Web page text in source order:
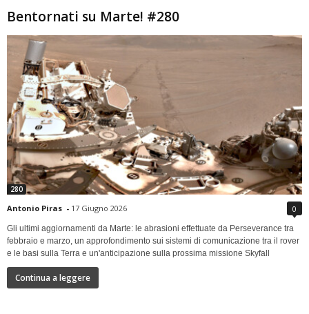
Bentornati su Marte! #280
280
Antonio Piras - 17 Giugno 2026 0
Gli ultimi aggiornamenti da Marte: le abrasioni effettuate da Perseverance tra
febbraio e marzo, un approfondimento sui sistemi di comunicazione tra il rover
e le basi sulla Terra e un'anticipazione sulla prossima missione Skyfall
Continua a leggere